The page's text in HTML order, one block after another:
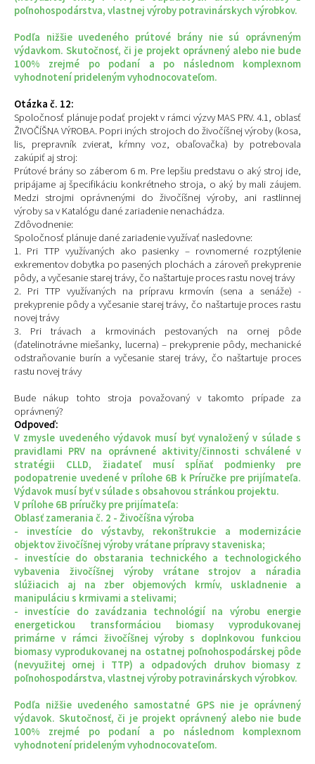
poľnohospodárstva, vlastnej výroby potravinárskych výrobkov.
Podľa nižšie uvedeného prútové brány nie sú oprávneným
výdavkom. Skutočnosť, či je projekt oprávnený alebo nie bude
100% zrejmé po podaní a po následnom komplexnom
vyhodnotení prideleným vyhodnocovateľom.
Otázka č. 12:
Spoločnosť plánuje podať projekt v rámci výzvy MAS PRV. 4.1, oblasť
ŽIVOČÍŠNA VÝROBA. Popri iných strojoch do živočíšnej výroby (kosa,
lis, prepravník zvierat, kŕmny voz, obaľovačka) by potrebovala
zakúpiť aj stroj:
Prútové brány so záberom 6 m. Pre lepšiu predstavu o aký stroj ide,
pripájame aj špecifikáciu konkrétneho stroja, o aký by mali záujem.
Medzi strojmi oprávnenými do živočíšnej výroby, ani rastlinnej
výroby sa v Katalógu dané zariadenie nenachádza.
Zdôvodnenie:
Spoločnosť plánuje dané zariadenie využívať nasledovne:
1. Pri TTP využívaných ako pasienky – rovnomerné rozptýlenie
exkrementov dobytka po pasených plochách a zároveň prekyprenie
pôdy, a vyčesanie starej trávy, čo naštartuje proces rastu novej trávy
2. Pri TTP využívaných na prípravu krmovín (sena a senáže) -
prekyprenie pôdy a vyčesanie starej trávy, čo naštartuje proces rastu
novej trávy
3. Pri trávach a krmovinách pestovaných na ornej pôde
(ďatelinotrávne miešanky, lucerna) – prekyprenie pôdy, mechanické
odstraňovanie burín a vyčesanie starej trávy, čo naštartuje proces
rastu novej trávy
Bude nákup tohto stroja považovaný v takomto prípade za
oprávnený?
Odpoveď:
V zmysle uvedeného výdavok musí byť vynaložený v súlade s
pravidlami PRV na oprávnené aktivity/činnosti schválené v
stratégii CLLD, žiadateľ musí spĺňať podmienky pre
podopatrenie uvedené v prílohe 6B k Príručke pre prijímateľa.
Výdavok musí byť v súlade s obsahovou stránkou projektu.
V prílohe 6B príručky pre prijímateľa:
Oblasť zamerania č. 2 - Živočíšna výroba
- investície do výstavby, rekonštrukcie a modernizácie
objektov živočíšnej výroby vrátane prípravy staveniska;
- investície do obstarania technického a technologického
vybavenia živočíšnej výroby vrátane strojov a náradia
slúžiacich aj na zber objemových krmív, uskladnenie a
manipuláciu s krmivami a stelivami;
- investície do zavádzania technológií na výrobu energie
energetickou transformáciou biomasy vyprodukovanej
primárne v rámci živočíšnej výroby s doplnkovou funkciou
biomasy vyprodukovanej na ostatnej poľnohospodárskej pôde
(nevyužitej ornej i TTP) a odpadových druhov biomasy z
poľnohospodárstva, vlastnej výroby potravinárskych výrobkov.
Podľa nižšie uvedeného samostatné GPS nie je oprávnený
výdavok. Skutočnosť, či je projekt oprávnený alebo nie bude
100% zrejmé po podaní a po následnom komplexnom
vyhodnotení prideleným vyhodnocovateľom.